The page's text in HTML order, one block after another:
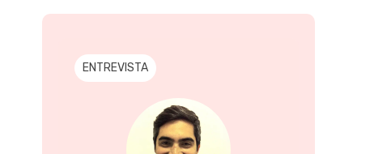
ENTREVISTA